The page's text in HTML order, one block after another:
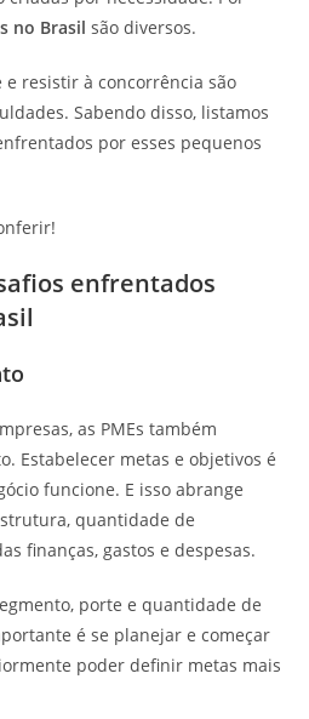
no Brasil são diversos.
resistir à concorrência são
Sabendo disso, listamos
por esses pequenos
enfrentados
as PMEs também
Estabelecer metas e objetivos é
funcione. E isso abrange
quantidade de
finanças, gastos e despesas.
porte e quantidade de
é se planejar e começar
poder definir metas mais